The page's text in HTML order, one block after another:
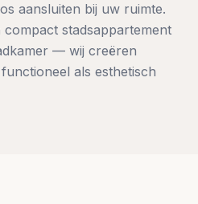
aansluiten bij uw ruimte.
stadsappartement
— wij creëren
als esthetisch